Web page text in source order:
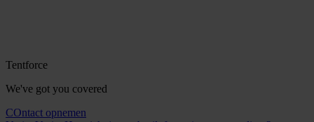
Tentforce
We've got you covered
COntact opnemen